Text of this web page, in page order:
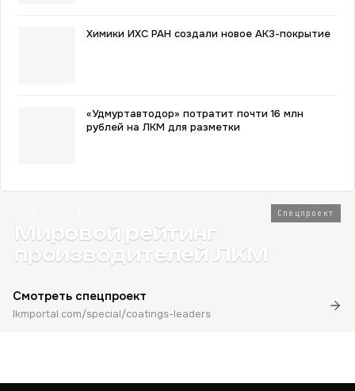
Химики ИХС РАН создали новое АКЗ-покрытие
«Удмуртавтодор» потратит почти 16 млн
рублей на ЛКМ для разметки
Спецпроект
Мировой рейтинг
производителей ЛКМ
Смотреть спецпроект
lkmportal.com/special/coatings-leaders